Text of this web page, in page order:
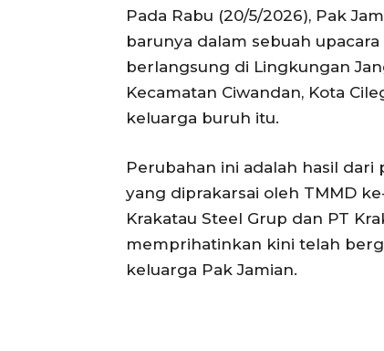
Pada Rabu (20/5/2026), Pak
barunya dalam sebuah
berlangsung di Lingkungan
Kecamatan Ciwandan, Kota
keluarga buruh itu.
Perubahan ini adalah hasil
yang diprakarsai oleh TMMD
Krakatau Steel Grup dan PT
memprihatinkan kini telah
keluarga Pak Jamian.